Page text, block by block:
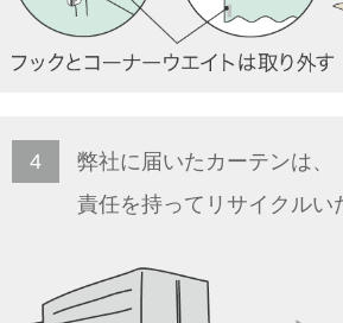
4
弊社に届いたカーテンは、
責任を持ってリサイクルい